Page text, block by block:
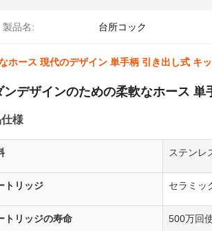
製品名: 台所コック
ホース 現代のデザイン 単手柄 引き出し式 キ
ンデザインのための柔軟なホース
様
ステンレ
トリッジ セラミッ
トリッジの寿命 500万回